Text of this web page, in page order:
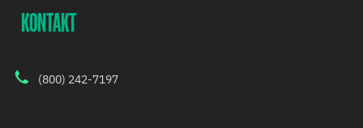
KONTAKT
(800) 242-7197